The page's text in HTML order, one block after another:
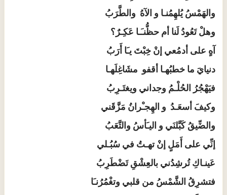
والهَمْسُ يُلهِمُنـا و الآهُ والطَّرَبُ
وهلْ تَعُودُ لَنا أم حظُّنـَـا عَكِـرٌ؟
آهٍ على أدمُعي إنْ خِبْتَ يـَا أَرَبُ
دنيايَ ما خطبُهـا أقفو مشَاغِلَهـا
فيَهْجُرُ الحُلْـمُ وجداني ويغتَـرِبُ
وكيفَ أسعَـدُ و الهِجـْرانُ مَزَّقَني
والضِّيقُ كَبَّلنَي و اليـَأسُ والتَّعَبُ
إنِّي على أَمَلٍ إنْ تهـتُ في سُبُـلي
عَينـاكِ تُرشِدُني بالعِشْقِ تَضْطَرِبُ
فتشرِقُ الشَّمْسُ من قلبي وتغْمُرُنـَا